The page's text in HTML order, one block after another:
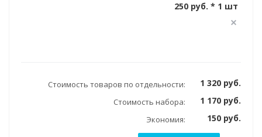
250 руб. * 1 шт
Стоимость товаров по отдельности: 1 320 руб.
Стоимость набора: 1 170 руб.
Экономия: 150 руб.